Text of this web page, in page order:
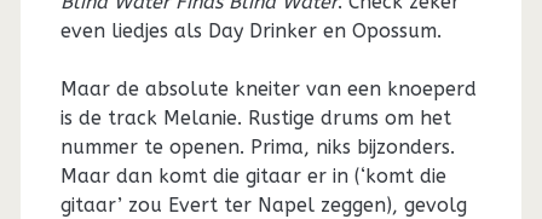
even liedjes als Day Drinker en Opossum.
Maar de absolute kneiter van een knoeperd
is de track Melanie. Rustige drums om het
nummer te openen. Prima, niks bijzonders.
Maar dan komt die gitaar er in (‘komt die
gitaar’ zou Evert ter Napel zeggen), gevolg